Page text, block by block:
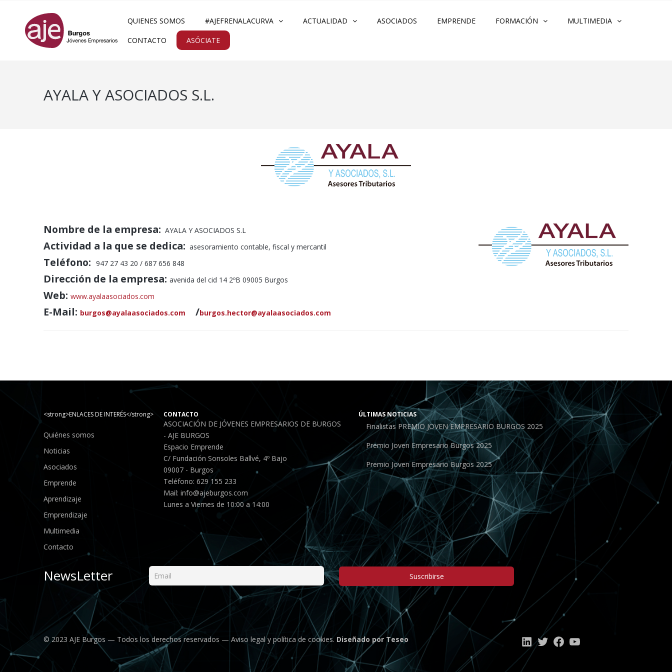
QUIENES SOMOS #AJEFRENALACURVA ACTUALIDAD ASOCIADOS EMPRENDE FORMACIÓN MULTIMEDIA
CONTACTO ASÓCIATE
AYALA Y ASOCIADOS S.L.
Nombre de la empresa: AYALA Y ASOCIADOS S.L
Actividad a la que se dedica: asesoramiento contable, fiscal y mercantil
Teléfono: 947 27 43 20 / 687 656 848
Dirección de la empresa: avenida del cid 14 2ºB 09005 Burgos
Web: www.ayalaasociados.com
E-Mail: burgos@ayalaasociados.com /burgos.hector@ayalaasociados.com
<strong>ENLACES DE INTERÉS</strong>
Quiénes somos
Noticias
Asociados
Emprende
Aprendizaje
Emprendizaje
Multimedia
Contacto
CONTACTO
ASOCIACIÓN DE JÓVENES EMPRESARIOS DE BURGOS
- AJE BURGOS
Espacio Emprende
C/ Fundación Sonsoles Ballvé, 4º Bajo
09007 - Burgos
Teléfono: 629 155 233
Mail: info@ajeburgos.com
Lunes a Viernes de 10:00 a 14:00
ÚLTIMAS NOTICIAS
Finalistas PREMIO JOVEN EMPRESARIO BURGOS 2025
Premio Joven Empresario Burgos 2025
Premio Joven Empresario Burgos 2025
NewsLetter Suscribirse
© 2023 AJE Burgos — Todos los derechos reservados — Aviso legaly política de cookies. Diseñado por Teseo